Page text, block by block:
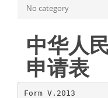
No category
中华人
申请表
Form V.2013